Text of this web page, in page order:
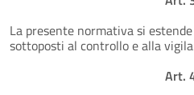
La presente normativa si
sottoposti al controllo e alla
Art.